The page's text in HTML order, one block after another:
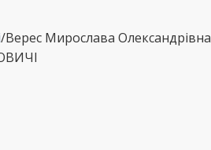
/Верес Мирослава Олександрівна